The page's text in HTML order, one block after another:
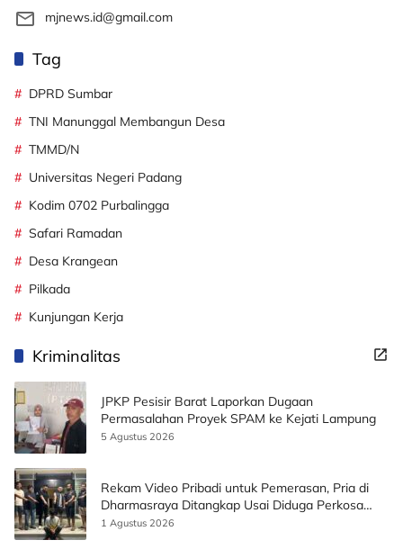
mjnews.id@gmail.com
Tag
DPRD Sumbar
TNI Manunggal Membangun Desa
TMMD/N
Universitas Negeri Padang
Kodim 0702 Purbalingga
Safari Ramadan
Desa Krangean
Pilkada
Kunjungan Kerja
Kriminalitas
JPKP Pesisir Barat Laporkan Dugaan
Permasalahan Proyek SPAM ke Kejati Lampung
5 Agustus 2026
Rekam Video Pribadi untuk Pemerasan, Pria di
Dharmasraya Ditangkap Usai Diduga Perkosa
Korban
1 Agustus 2026